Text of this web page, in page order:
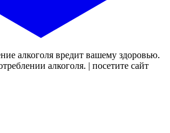
алкоголя вредит вашему здоровью.
алкоголя. | посетите сайт